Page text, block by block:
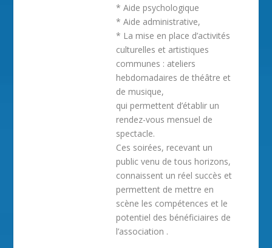
* Aide psychologique
* Aide administrative,
* La mise en place d’activités
culturelles et artistiques
communes : ateliers
hebdomadaires de théâtre et
de musique,
qui permettent d’établir un
rendez-vous mensuel de
spectacle.
Ces soirées, recevant un
public venu de tous horizons,
connaissent un réel succès et
permettent de mettre en
scène les compétences et le
potentiel des bénéficiaires de
l’association .